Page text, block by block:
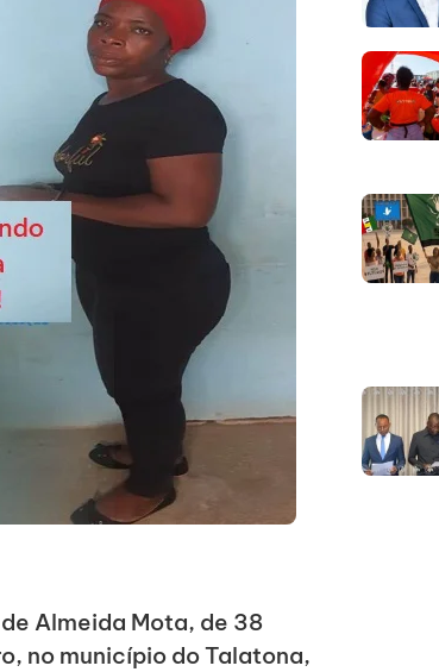
Almeida Mota, de 38
no município do Talatona,